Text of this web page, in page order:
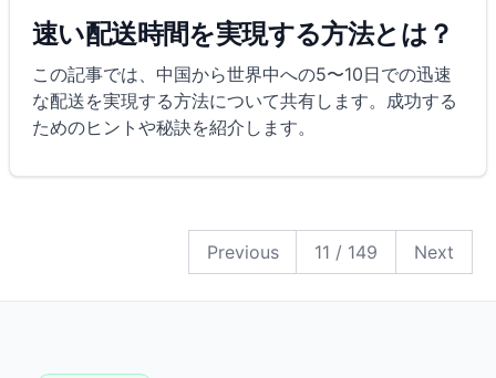
速い配送時間を実現する方法とは？
この記事では、中国から世界中への5〜10日での迅速
な配送を実現する方法について共有します。成功する
ためのヒントや秘訣を紹介します。
Previous 11 / 149 Next19
20
21
22
23
24
25
26
27
28
29
30
31
32
33
34
35
36
37
38
39
40
41
42
43
44
45
46
47
48
49
50
51
52
53
54
55
56
57
58
59
60
6162
63
64
65
66
67
68
69
70
88
89
90
91
92
93
94
95
96
97
98
99
100
101
102
103
104
105
106
107
108
109
110
111
112
113
114
115
116
117
118
119
120
121
122
123
124
125
126
127
128
129
130
131
132
133
134
135
136
137
138
139
140
141
142
143
144
145
146
147
148
149